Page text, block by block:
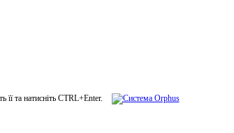
її та натисніть CTRL+Enter.